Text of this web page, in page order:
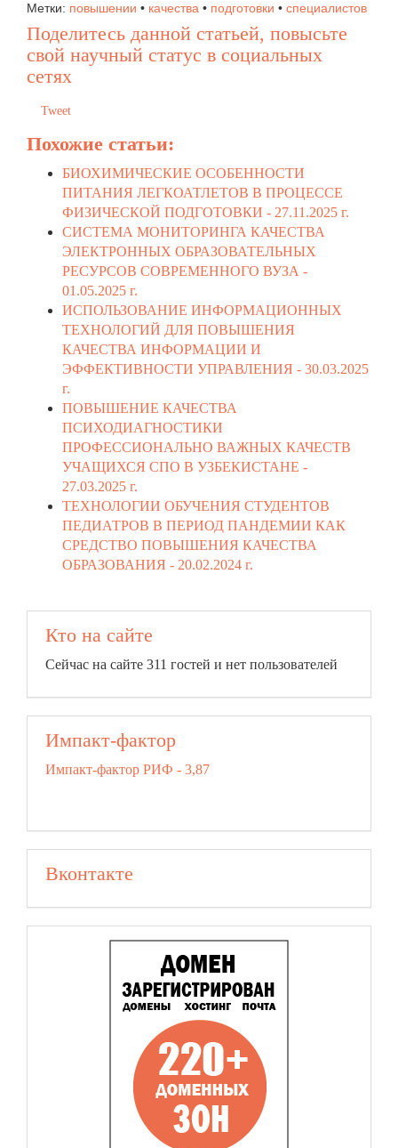
Метки: повышении • качества • подготовки • специалистов
Поделитесь данной статьей, повысьте
свой научный статус в социальных
сетях
Tweet
Похожие статьи:
БИОХИМИЧЕСКИЕ ОСОБЕННОСТИ
ПИТАНИЯ ЛЕГКОАТЛЕТОВ В ПРОЦЕССЕ
ФИЗИЧЕСКОЙ ПОДГОТОВКИ - 27.11.2025 г.
СИСТЕМА МОНИТОРИНГА КАЧЕСТВА
ЭЛЕКТРОННЫХ ОБРАЗОВАТЕЛЬНЫХ
РЕСУРСОВ СОВРЕМЕННОГО ВУЗА -
01.05.2025 г.
ИСПОЛЬЗОВАНИЕ ИНФОРМАЦИОННЫХ
ТЕХНОЛОГИЙ ДЛЯ ПОВЫШЕНИЯ
КАЧЕСТВА ИНФОРМАЦИИ И
ЭФФЕКТИВНОСТИ УПРАВЛЕНИЯ - 30.03.2025
г.
ПОВЫШЕНИЕ КАЧЕСТВА
ПСИХОДИАГНОСТИКИ
ПРОФЕССИОНАЛЬНО ВАЖНЫХ КАЧЕСТВ
УЧАЩИХСЯ СПО В УЗБЕКИСТАНЕ -
27.03.2025 г.
ТЕХНОЛОГИИ ОБУЧЕНИЯ СТУДЕНТОВ
ПЕДИАТРОВ В ПЕРИОД ПАНДЕМИИ КАК
СРЕДСТВО ПОВЫШЕНИЯ КАЧЕСТВА
ОБРАЗОВАНИЯ - 20.02.2024 г.
Кто на сайте
Сейчас на сайте 311 гостей и нет пользователей
Импакт-фактор
Импакт-фактор РИФ - 3,87
Вконтакте